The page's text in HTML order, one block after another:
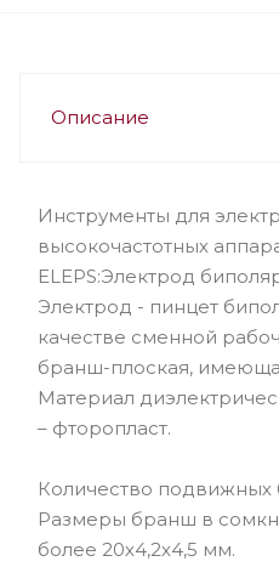
Описание
Инструменты для
высокочастотных
ELEPS:Электрод
Электрод - пинцет
качестве сменной
бранш-плоская,
Материал
– фторопласт.
Количество
Размеры бранш в
более 20х4,2х4,5 мм.